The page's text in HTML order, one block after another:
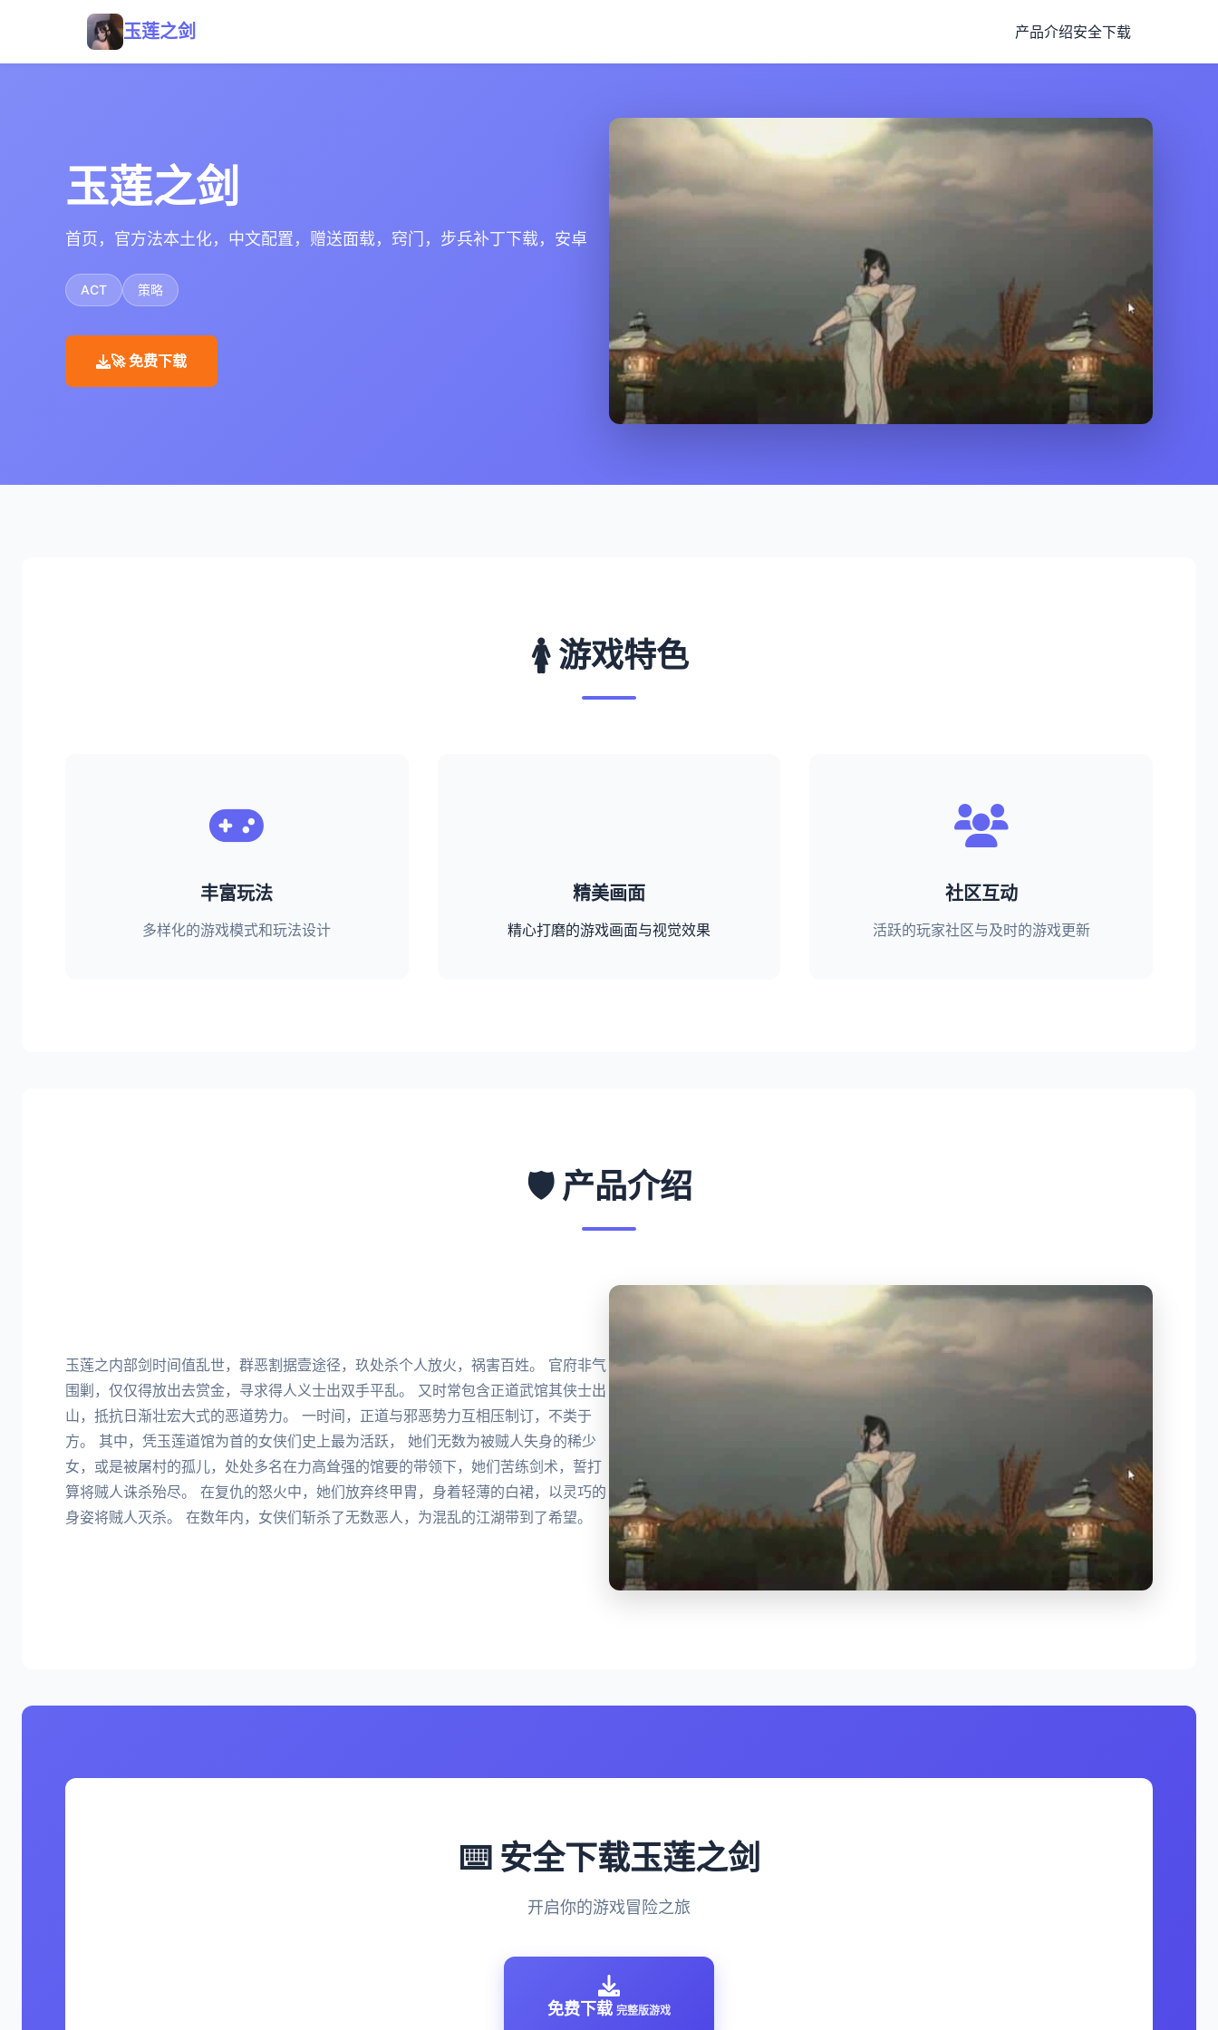
玉莲之剑 产品介绍安全下载
玉莲之剑
首页，官方法本土化，中文配置，赠送面载，窍门，步兵补丁下载，安卓
ACT 策略
🚀 免费下载
🚺 游戏特色
丰富玩法
多样化的游戏模式和玩法设计
精美画面
精心打磨的游戏画面与视觉效果
社区互动
活跃的玩家社区与及时的游戏更新
🛡️ 产品介绍
玉莲之内部剑时间值乱世，群恶割据壹途径，玖处杀个人放火，祸害百姓。 官府非气
围剿，仅仅得放出去赏金，寻求得人义士出双手平乱。 又时常包含正道武馆其侠士出
山，抵抗日渐壮宏大式的恶道势力。 一时间，正道与邪恶势力互相压制订，不类于
方。 其中，凭玉莲道馆为首的女侠们史上最为活跃， 她们无数为被贼人失身的稀少
女，或是被屠村的孤儿，处处多名在力高耸强的馆要的带领下，她们苦练剑术，誓打
算将贼人诛杀殆尽。 在复仇的怒火中，她们放弃终甲胄，身着轻薄的白裙，以灵巧的
身姿将贼人灭杀。 在数年内，女侠们斩杀了无数恶人，为混乱的江湖带到了希望。
⌨️ 安全下载玉莲之剑
开启你的游戏冒险之旅
免费下载 完整版游戏